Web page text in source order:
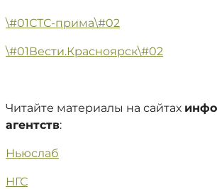
\#01СТС-прима\#02
\#01Вести.Красноярск\#02
Читайте материалы на сайтах
агентств:
Ньюслаб
НГС